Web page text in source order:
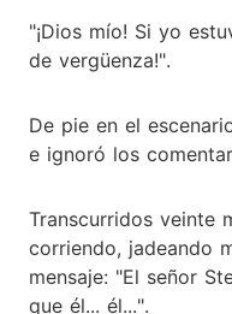
"¡Dios mío! Si yo
de vergüenza!".
De pie en el
e ignoró los
Transcurridos veinte
corriendo, jadeando
mensaje: "El señor
que él... él...".